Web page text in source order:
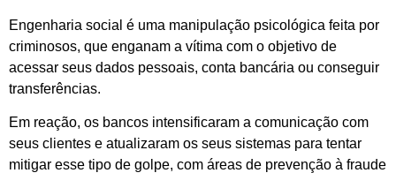
Engenharia social é uma manipulação psicológica feita por
criminosos, que enganam a vítima com o objetivo de
acessar seus dados pessoais, conta bancária ou conseguir
transferências.
Em reação, os bancos intensificaram a comunicação com
seus clientes e atualizaram os seus sistemas para tentar
mitigar esse tipo de golpe, com áreas de prevenção à fraude